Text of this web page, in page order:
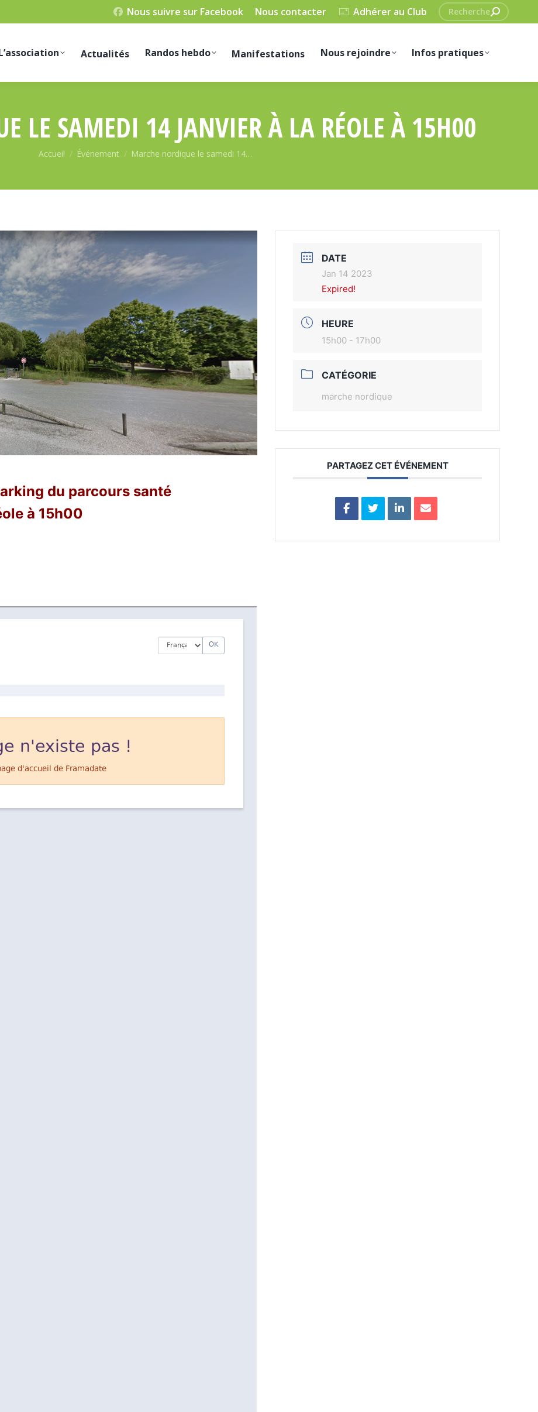
Nous suivre sur Facebook Nous contacter Adhérer au Club
Recherche
:
Actualités Randos hebdo Manifestations Nous rejoindre Infos pratiques
LE SAMEDI 14 JANVIER À LA RÉOLE À 15H00
Vous êtes ici :
Accueil Événement Marche nordique le samedi 14…
du parcours santé
à 15h00
DATE
Jan 14 2023
Expired!
HEURE
15h00 - 17h00
CATÉGORIE
marche nordique
PARTAGEZ CET ÉVÉNEMENT